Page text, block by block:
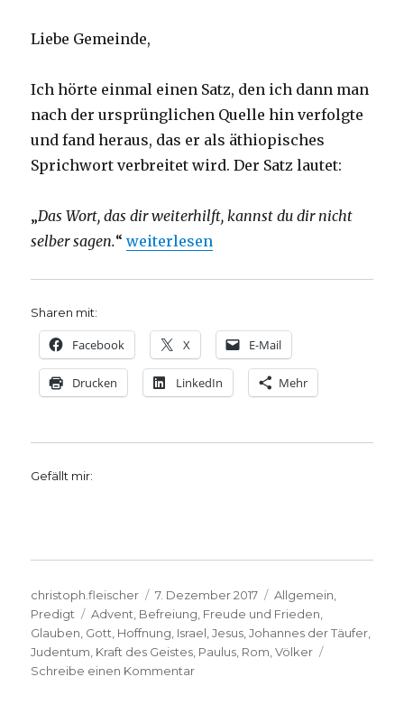
Liebe Gemeinde,
Ich hörte einmal einen Satz, den ich dann man
nach der ursprünglichen Quelle hin verfolgte
und fand heraus, das er als äthiopisches
Sprichwort verbreitet wird. Der Satz lautet:
„Das Wort, das dir weiterhilft, kannst du dir nicht
selber sagen.“„Predigt über Römer 15, 4-13,
weiterlesen
Sharen mit:
Facebook X E-Mail
Drucken LinkedIn Mehr
Gefällt mir:
Autor
christoph.fleischer
Veröffentlicht
am
7. Dezember 2017 Kategorien
Allgemein
Predigt
Schlagwörter
Advent Befreiung Freude und Frieden
Glauben Gott Hoffnung Israel ,Jesus ,Johannes der Täufer
Judentum Kraft des Geistes Paulus Rom ,Völker
Schreibe einen Kommentarzu